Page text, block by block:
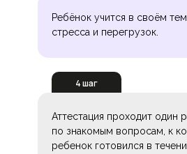
Ребёнок учится в своём
стресса и перегрузок.
Аттестация проходит один
по знакомым вопросам, к
ребенок готовился в
4 шаг